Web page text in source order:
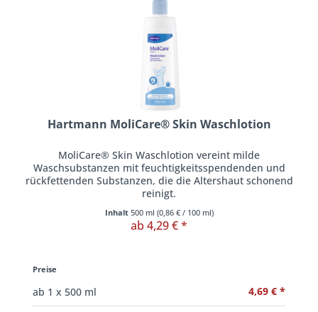
Hartmann MoliCare® Skin Waschlotion
MoliCare® Skin Waschlotion vereint milde
Waschsubstanzen mit feuchtigkeitsspendenden und
rückfettenden Substanzen, die die Altershaut schonend
reinigt.
Inhalt 500 ml (0,86 €/ 100 ml)
ab 4,29 € *
Preise
ab 1x 500 ml 4,69 € *